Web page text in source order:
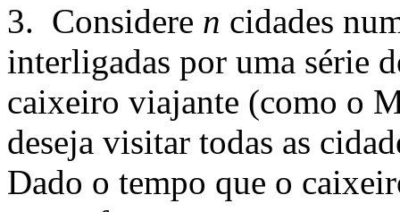
3. Considere n cidades
interligadas por uma série
caixeiro viajante (como o
deseja visitar todas as
Dado o tempo que o